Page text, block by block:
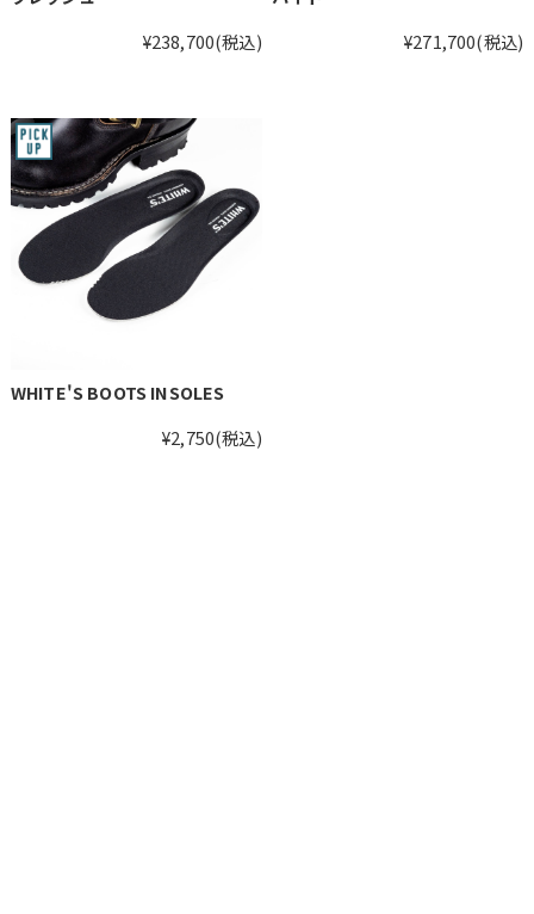
¥238,700(税込)
¥271,700(税込)
WHITE'S BOOTS INSOLES
¥2,750(税込)